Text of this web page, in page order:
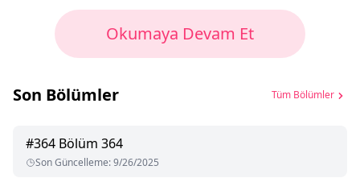
Okumaya Devam Et
Son Bölümler Tüm Bölümler
#364 Bölüm 364
Son Güncelleme:9/26/2025